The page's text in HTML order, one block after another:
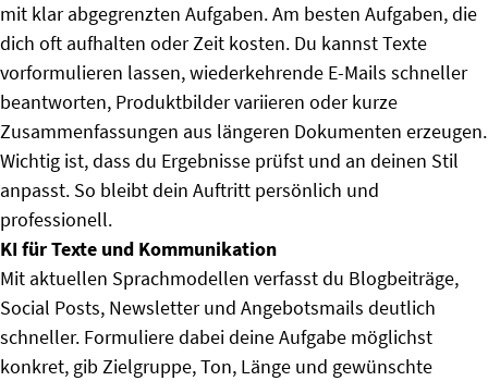
mit klar abgegrenzten Aufgaben. Am besten Aufgaben, die
dich oft aufhalten oder Zeit kosten. Du kannst Texte
vorformulieren lassen, wiederkehrende E-Mails schneller
beantworten, Produktbilder variieren oder kurze
Zusammenfassungen aus längeren Dokumenten erzeugen.
Wichtig ist, dass du Ergebnisse prüfst und an deinen Stil
anpasst. So bleibt dein Auftritt persönlich und
professionell.
KI für Texte und Kommunikation
Mit aktuellen Sprachmodellen verfasst du Blogbeiträge,
Social Posts, Newsletter und Angebotsmails deutlich
schneller. Formuliere dabei deine Aufgabe möglichst
konkret, gib Zielgruppe, Ton, Länge und gewünschte